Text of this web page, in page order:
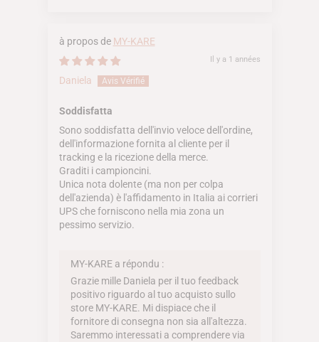
MY-KARE
Il y a 1 années
Daniela
Soddisfatta
Sono soddisfatta dell'invio veloce dell'ordine,
dell'informazione fornita al cliente per il
tracking e la ricezione della merce.
Graditi i campioncini.
Unica nota dolente (ma non per colpa
dell'azienda) è l'affidamento in Italia ai corrieri
UPS che forniscono nella mia zona un
pessimo servizio.
MY-KARE a répondu :
Grazie mille Daniela per il tuo feedback
positivo riguardo al tuo acquisto sullo
store MY-KARE. Mi dispiace che il
fornitore di consegna non sia all'altezza.
Saremmo interessati a comprendere via